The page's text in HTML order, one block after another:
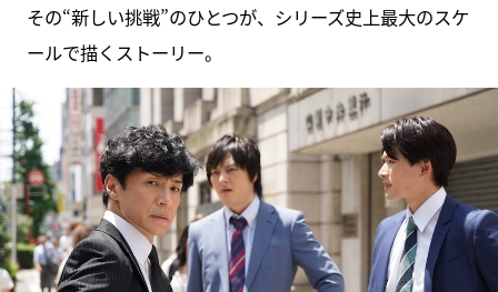
その“新しい挑戦”のひとつが、シリーズ史上最大のスケ
ールで描くストーリー。